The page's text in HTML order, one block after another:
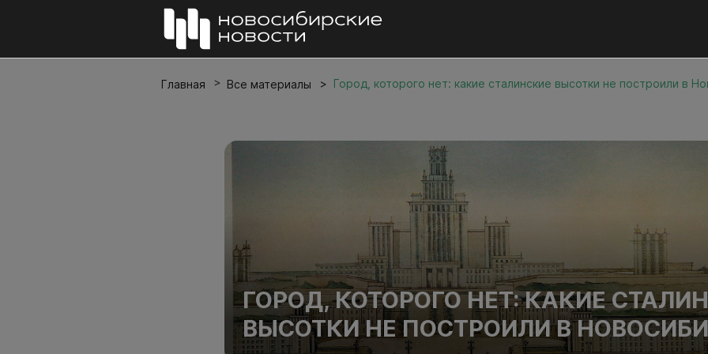
Главная Все материалы Город, которого нет: какие сталинские высотки не построили в
ГОРОД, КОТОРОГО НЕТ: КАКИЕ
ВЫСОТКИ НЕ ПОСТРОИЛИ В